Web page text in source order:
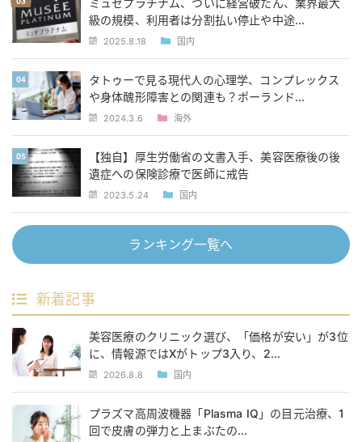
ミュゼプラチナム、ついに経営破たん、業界最大
級の規模、利用者は分割払い停止や中途...
2025.8.18 国内
タトゥーで見る現代人の心理学、コンプレックス
や身体醜形障害との関連も？ポーランド...
2024.3.6 海外
【独自】厚生労働省の文書入手、美容医療後の後
遺症への保険診療で医師に戒告
2023.5.24 国内
ランキング一覧へ
新着記事
美容医療のクリニック選び、「価格が安い」が3位
に、情報源ではXがトップ3入り、2...
2026.8.8 国内
プラズマ高周波機器「Plasma IQ」の目元治療、1
回で皮膚の弾力と上まぶたの...